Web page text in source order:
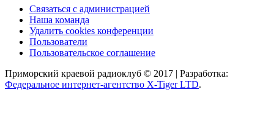
Связаться с администрацией
Наша команда
Удалить cookies конференции
Пользователи
Пользовательское соглашение
Приморский краевой радиоклуб © 2017 | Разработка:
Федеральное интернет-агентство X-Tiger LTD.